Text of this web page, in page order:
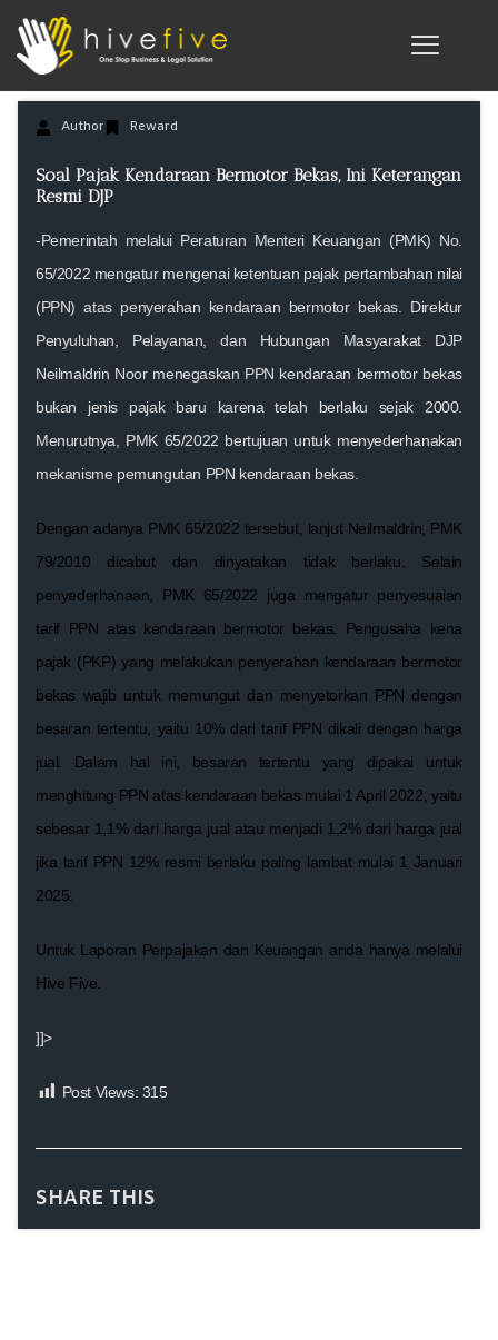
Author Reward
Soal Pajak Kendaraan Bermotor Bekas, Ini Keterangan
Resmi DJP
-Pemerintah melalui Peraturan Menteri Keuangan (PMK) No.
65/2022 mengatur mengenai ketentuan pajak pertambahan nilai
(PPN) atas penyerahan kendaraan bermotor bekas. Direktur
Penyuluhan, Pelayanan, dan Hubungan Masyarakat DJP
Neilmaldrin Noor menegaskan PPN kendaraan bermotor bekas
bukan jenis pajak baru karena telah berlaku sejak 2000.
Menurutnya, PMK 65/2022 bertujuan untuk menyederhanakan
mekanisme pemungutan PPN kendaraan bekas.
Dengan adanya PMK 65/2022 tersebut, lanjut Neilmaldrin, PMK
79/2010 dicabut dan dinyatakan tidak berlaku. Selain
penyederhanaan, PMK 65/2022 juga mengatur penyesuaian
tarif PPN atas kendaraan bermotor bekas. Pengusaha kena
pajak (PKP) yang melakukan penyerahan kendaraan bermotor
bekas wajib untuk memungut dan menyetorkan PPN dengan
besaran tertentu, yaitu 10% dari tarif PPN dikali dengan harga
jual. Dalam hal ini, besaran tertentu yang dipakai untuk
menghitung PPN atas kendaraan bekas mulai 1 April 2022, yaitu
sebesar 1,1% dari harga jual atau menjadi 1,2% dari harga jual
jika tarif PPN 12% resmi berlaku paling lambat mulai 1 Januari
2025.
Untuk Laporan Perpajakan dan Keuangan anda hanya melalui
Hive Five.
]]>
Post Views: 315
SHARE THIS